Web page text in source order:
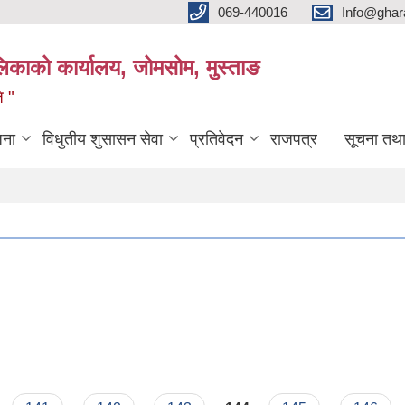
069-440016
कार्यालय, जोमसोम, मुस्ताङ
"
विधुतीय शुसासन सेवा प्रतिवेदन राजपत्र सूचना